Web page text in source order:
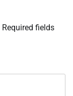
Required fields